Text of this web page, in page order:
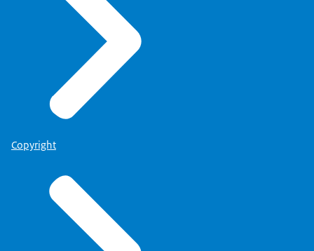
Copyright